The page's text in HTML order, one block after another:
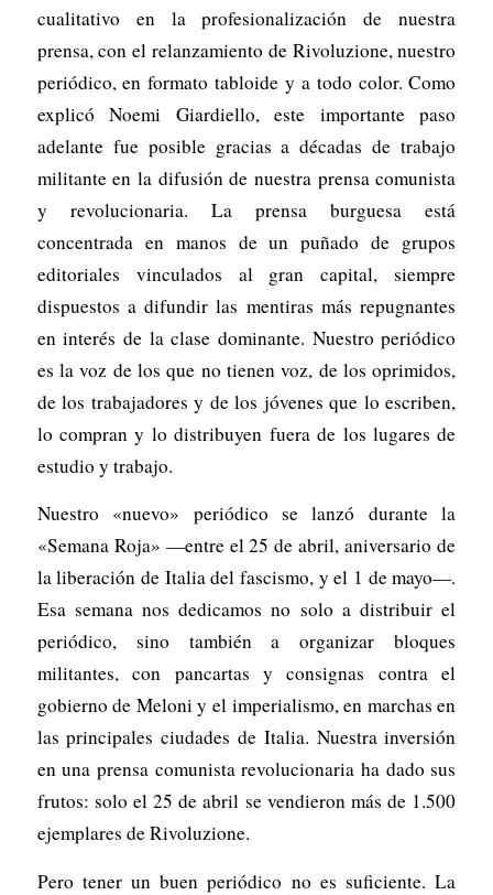
cualitativo en la profesionalización de nuestra
prensa, con el relanzamiento de Rivoluzione, nuestro
periódico, en formato tabloide y a todo color. Como
explicó Noemi Giardiello, este importante paso
adelante fue posible gracias a décadas de trabajo
militante en la difusión de nuestra prensa comunista
y revolucionaria. La prensa burguesa está
concentrada en manos de un puñado de grupos
editoriales vinculados al gran capital, siempre
dispuestos a difundir las mentiras más repugnantes
en interés de la clase dominante. Nuestro periódico
es la voz de los que no tienen voz, de los oprimidos,
de los trabajadores y de los jóvenes que lo escriben,
lo compran y lo distribuyen fuera de los lugares de
estudio y trabajo.
Nuestro «nuevo» periódico se lanzó durante la
«Semana Roja» —entre el 25 de abril, aniversario de
la liberación de Italia del fascismo, y el 1 de mayo—.
Esa semana nos dedicamos no solo a distribuir el
periódico, sino también a organizar bloques
militantes, con pancartas y consignas contra el
gobierno de Meloni y el imperialismo, en marchas en
las principales ciudades de Italia. Nuestra inversión
en una prensa comunista revolucionaria ha dado sus
frutos: solo el 25 de abril se vendieron más de 1.500
ejemplares deRivoluzione.
Pero tener un buen periódico no es suficiente. La